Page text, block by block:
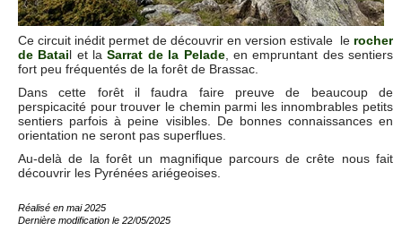
Ce circuit inédit permet de découvrir en version estivale le rocher
de Batail et laSarrat de la Pelade, en empruntant des sentiers
fort peu fréquentés de la forêt de Brassac.
Dans cette forêt il faudra faire preuve de beaucoup de
perspicacité pour trouver le chemin parmi les innombrables petits
sentiers parfois à peine visibles. De bonnes connaissances en
orientation ne seront pas superflues.
Au-delà de la forêt un magnifique parcours de crête nous fait
découvrir les Pyrénées ariégeoises.
Réalisé en mai 2025
Dernière modification le 22/05/2025